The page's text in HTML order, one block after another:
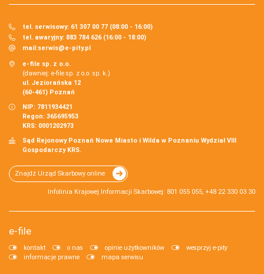
tel. serwisowy: 61 307 00 77 (08:00 - 16:00)
tel. awaryjny: 883 784 626 (16:00 - 18:00)
mail:serwis@e-pity.pl
e-file sp. z o.o.
(dawniej: e-file sp. z o.o. sp. k.)
ul. Jeziorańska 12
(60-461) Poznań
NIP: 7811934421
Regon: 365695953
KRS: 0001202973
Sąd Rejonowy Poznań Nowe Miasto i Wilda w Poznaniu Wydział VIII
Gospodarczy KRS.
Znajdź Urząd Skarbowy online
Infolinia Krajowej Informacji Skarbowej: 801 055 055, +48 22 330 03 30
e-file
kontakt o nas opinie użytkowników
wesprzyj e-pity
informacje prawne
mapa serwisu